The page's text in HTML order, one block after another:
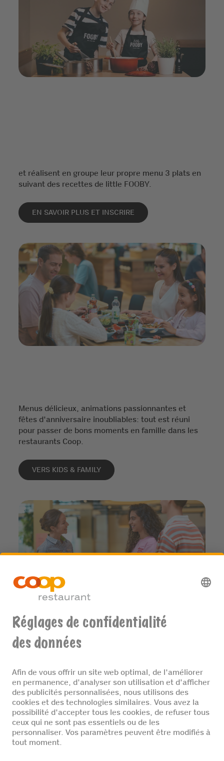
et réalisent en groupe leur propre menu 3 plats en
suivant des recettes de little FOOBY.
EN SAVOIR PLUS ET INSCRIRE
Menus délicieux, animations passionnantes et
fêtes d'anniversaire inoubliables: tout est réuni
pour passer de bons moments en famille dans les
restaurants Coop.
VERS KIDS & FAMILY
TROUVER UN RESTAURANT